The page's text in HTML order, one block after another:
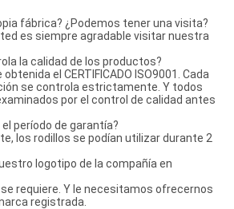
fábrica? ¿Podemos tener una visita?
es siempre agradable visitar nuestra
la calidad de los productos?
el CERTIFICADO ISO9001. Cada
se controla estrictamente. Y todos
por el control de calidad antes
período de garantía?
los rodillos se podían utilizar durante 2
logotipo de la compañía en
requiere. Y le necesitamos ofrecernos
registrada.